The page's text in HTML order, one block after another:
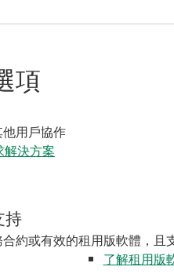
項
用戶協作
解決方案
持
約或有效的租用版軟體，且
了解租用版